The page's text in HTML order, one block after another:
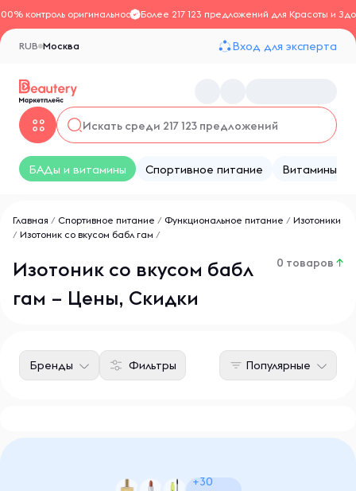
контроль оригинальностиБолее 217 123 предложений для Красоты и
Москва
RUB Вход для эксперта
БАДы и витамины Спортивное питание Витамины
Главная / Спортивное питание / Функциональное питание / Изотоники
/ Изотоник со вкусом бабл гам /
Изотоник со вкусом бабл
гам – Цены, Скидки
0 товаров ↑
Фильтры
Бренды Популярные
+30